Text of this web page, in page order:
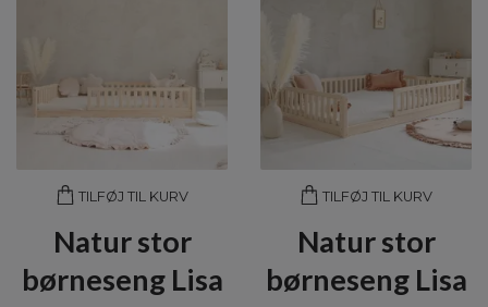
TILFØJ TIL KURV
Natur stor
børneseng Lisa
TILFØJ TIL KURV
Natur stor
børneseng Lisa